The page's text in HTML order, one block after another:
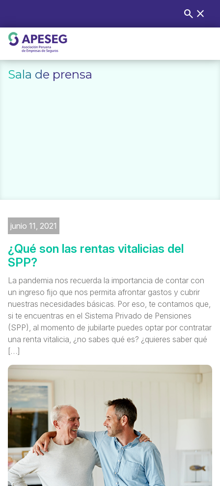
content
Buscar:
search close
APESEG
Sala de prensa
junio 11, 2021
¿Qué son las rentas vitalicias del
SPP?
La pandemia nos recuerda la importancia de contar con
un ingreso fijo que nos permita afrontar gastos y cubrir
nuestras necesidades básicas. Por eso, te contamos que,
si te encuentras en el Sistema Privado de Pensiones
(SPP), al momento de jubilarte puedes optar por contratar
una renta vitalicia, ¿no sabes qué es? ¿quieres saber qué
[…]